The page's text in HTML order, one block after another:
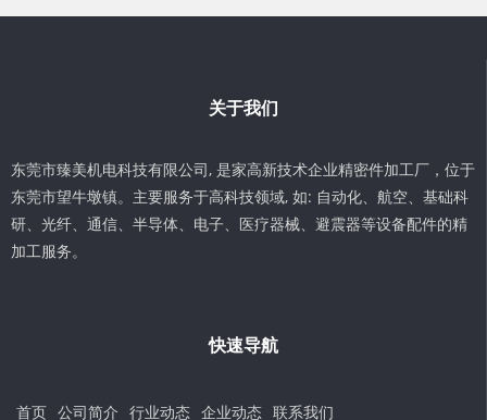
关于我们
东莞市臻美机电科技有限公司, 是家高新技术企业精密件加工厂，位于
东莞市望牛墩镇。主要服务于高科技领域, 如: 自动化、航空、基础科
研、光纤、通信、半导体、电子、医疗器械、避震器等设备配件的精
加工服务。
快速导航
首页 公司简介 行业动态 企业动态 联系我们